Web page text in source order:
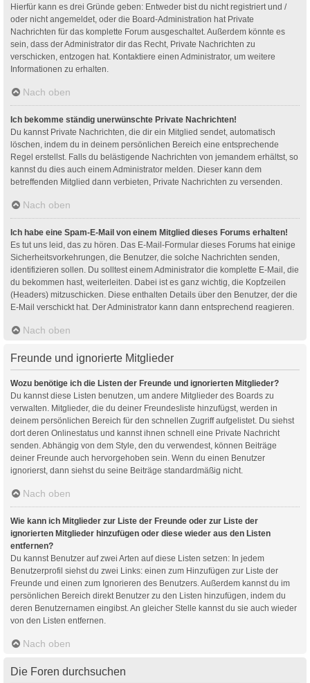
Hierfür kann es drei Gründe geben: Entweder bist du nicht registriert und /
oder nicht angemeldet, oder die Board-Administration hat Private
Nachrichten für das komplette Forum ausgeschaltet. Außerdem könnte es
sein, dass der Administrator dir das Recht, Private Nachrichten zu
verschicken, entzogen hat. Kontaktiere einen Administrator, um weitere
Informationen zu erhalten.
Nach oben
Ich bekomme ständig unerwünschte Private Nachrichten!
Du kannst Private Nachrichten, die dir ein Mitglied sendet, automatisch
löschen, indem du in deinem persönlichen Bereich eine entsprechende
Regel erstellst. Falls du belästigende Nachrichten von jemandem erhältst, so
kannst du dies auch einem Administrator melden. Dieser kann dem
betreffenden Mitglied dann verbieten, Private Nachrichten zu versenden.
Nach oben
Ich habe eine Spam-E-Mail von einem Mitglied dieses Forums erhalten!
Es tut uns leid, das zu hören. Das E-Mail-Formular dieses Forums hat einige
Sicherheitsvorkehrungen, die Benutzer, die solche Nachrichten senden,
identifizieren sollen. Du solltest einem Administrator die komplette E-Mail, die
du bekommen hast, weiterleiten. Dabei ist es ganz wichtig, die Kopfzeilen
(Headers) mitzuschicken. Diese enthalten Details über den Benutzer, der die
E-Mail verschickt hat. Der Administrator kann dann entsprechend reagieren.
Nach oben
Freunde und ignorierte Mitglieder
Wozu benötige ich die Listen der Freunde und ignorierten Mitglieder?
Du kannst diese Listen benutzen, um andere Mitglieder des Boards zu
verwalten. Mitglieder, die du deiner Freundesliste hinzufügst, werden in
deinem persönlichen Bereich für den schnellen Zugriff aufgelistet. Du siehst
dort deren Onlinestatus und kannst ihnen schnell eine Private Nachricht
senden. Abhängig von dem Style, den du verwendest, können Beiträge
deiner Freunde auch hervorgehoben sein. Wenn du einen Benutzer
ignorierst, dann siehst du seine Beiträge standardmäßig nicht.
Nach oben
Wie kann ich Mitglieder zur Liste der Freunde oder zur Liste der
ignorierten Mitglieder hinzufügen oder diese wieder aus den Listen
entfernen?
Du kannst Benutzer auf zwei Arten auf diese Listen setzen: In jedem
Benutzerprofil siehst du zwei Links: einen zum Hinzufügen zur Liste der
Freunde und einen zum Ignorieren des Benutzers. Außerdem kannst du im
persönlichen Bereich direkt Benutzer zu den Listen hinzufügen, indem du
deren Benutzernamen eingibst. An gleicher Stelle kannst du sie auch wieder
von den Listen entfernen.
Nach oben
Die Foren durchsuchen